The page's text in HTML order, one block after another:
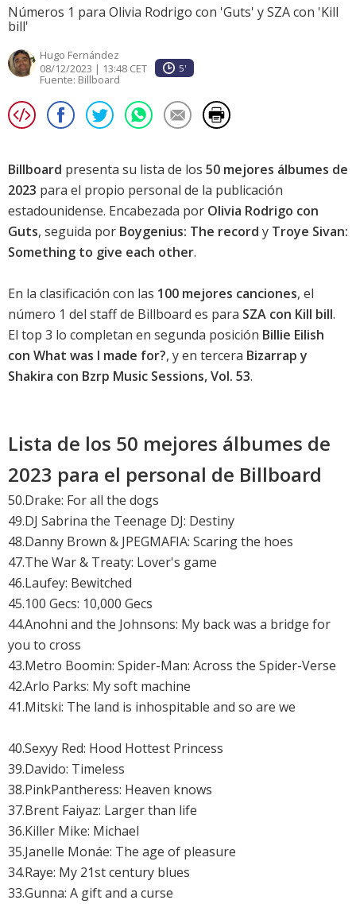
Números 1 para Olivia Rodrigo con 'Guts' y SZA con 'Kill
bill'
Hugo Fernández
08/12/2023 | 13:48 CET
5'
Fuente: Billboard
Billboard presenta su lista de los 50 mejores álbumes de
2023 para el propio personal de la publicación
estadounidense. Encabezada por Olivia Rodrigo con
Guts, seguida por Boygenius: The record y Troye Sivan:
Something to give each other.
En la clasificación con las 100 mejores canciones, el
número 1 del staff de Billboard es para SZA con Kill bill.
El top 3 lo completan en segunda posición Billie Eilish
con What was I made for?, y en tercera Bizarrap y
Shakira con Bzrp Music Sessions, Vol. 53.
Lista de los 50 mejores álbumes de
2023 para el personal de Billboard
50.Drake: For all the dogs
49.DJ Sabrina the Teenage DJ: Destiny
48.Danny Brown & JPEGMAFIA: Scaring the hoes
47.The War & Treaty: Lover's game
46.Laufey: Bewitched
45.100 Gecs: 10,000 Gecs
44.Anohni and the Johnsons: My back was a bridge for
you to cross
43.Metro Boomin: Spider-Man: Across the Spider-Verse
42.Arlo Parks: My soft machine
41.Mitski: The land is inhospitable and so are we
40.Sexyy Red: Hood Hottest Princess
39.Davido: Timeless
38.PinkPantheress: Heaven knows
37.Brent Faiyaz: Larger than life
36.Killer Mike: Michael
35.Janelle Monáe: The age of pleasure
34.Raye: My 21st century blues
33.Gunna: A gift and a curse